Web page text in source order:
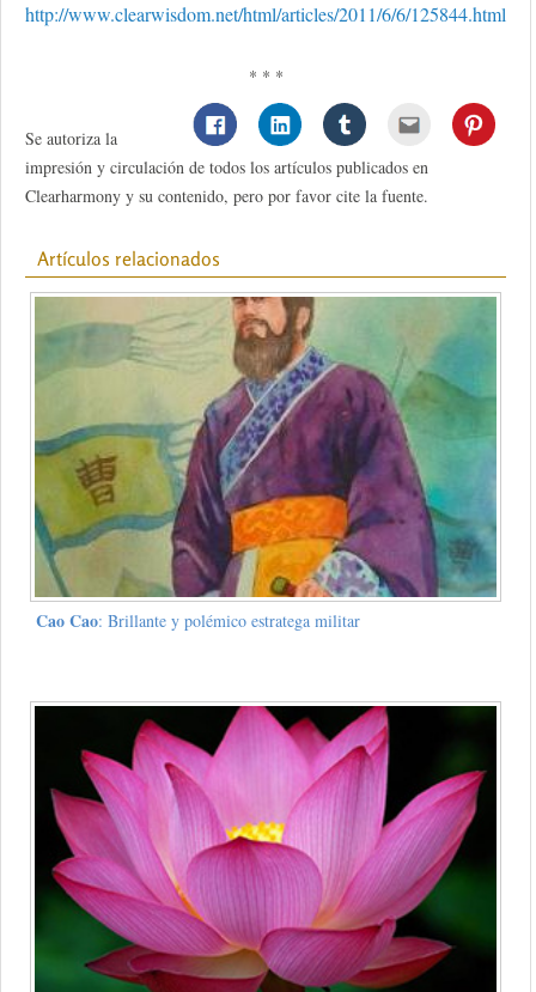
http://www.clearwisdom.net/html/articles/2011/6/6/125844.html
* * *
Se autoriza la
impresión y circulación de todos los artículos publicados en
Clearharmony y su contenido, pero por favor cite la fuente.
Artículos relacionados
Cao Cao: Brillante y polémico estratega militar